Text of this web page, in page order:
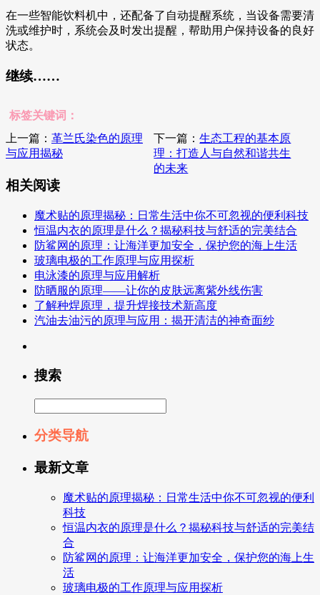
在一些智能饮料机中，还配备了自动提醒系统，当设备需要清
洗或维护时，系统会及时发出提醒，帮助用户保持设备的良好
状态。
继续……
标签关键词：
上一篇： 革兰氏染色的原理
与应用揭秘
下一篇：生态工程的基本原
理：打造人与自然和谐共生
的未来
相关阅读
魔术贴的原理揭秘：日常生活中你不可忽视的便利科技
恒温内衣的原理是什么？揭秘科技与舒适的完美结合
防鲨网的原理：让海洋更加安全，保护您的海上生活
玻璃电极的工作原理与应用探析
电泳漆的原理与应用解析
防晒服的原理——让你的皮肤远离紫外线伤害
了解种焊原理，提升焊接技术新高度
汽油去油污的原理与应用：揭开清洁的神奇面纱
搜索
分类导航
最新文章
魔术贴的原理揭秘：日常生活中你不可忽视的便利
科技
恒温内衣的原理是什么？揭秘科技与舒适的完美结
合
防鲨网的原理：让海洋更加安全，保护您的海上生
活
玻璃电极的工作原理与应用探析